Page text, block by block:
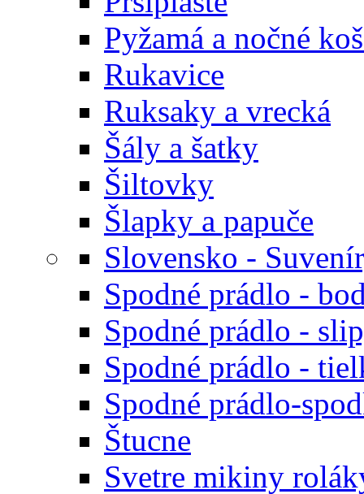
Pyžamá a nočné
Rukavice
Ruksaky a vrecká
Šály a šatky
Šiltovky
Šlapky a papuče
Slovensko -
Spodné prádlo -
Spodné prádlo -
Spodné prádlo -
Spodné prádlo-
Štucne
Svetre mikiny